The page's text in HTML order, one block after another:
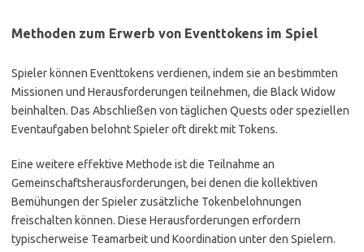
Methoden zum Erwerb von Eventtokens im Spiel
Spieler können Eventtokens verdienen, indem sie an bestimmten
Missionen und Herausforderungen teilnehmen, die Black Widow
beinhalten. Das Abschließen von täglichen Quests oder speziellen
Eventaufgaben belohnt Spieler oft direkt mit Tokens.
Eine weitere effektive Methode ist die Teilnahme an
Gemeinschaftsherausforderungen, bei denen die kollektiven
Bemühungen der Spieler zusätzliche Tokenbelohnungen
freischalten können. Diese Herausforderungen erfordern
typischerweise Teamarbeit und Koordination unter den Spielern.